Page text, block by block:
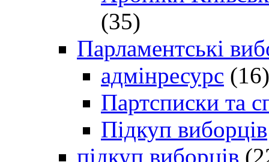
(35)
Парламентські
адмінресурс (16)
Партсписки та
Підкуп виборців
підкуп виборців